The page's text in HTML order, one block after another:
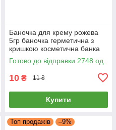
Баночка для крему рожева
5гр баночка герметична з
кришкою косметична банка
пластикова креманка 5 мл
Готово до відправки 2748 од.
10 ₴ 11 ₴
Купити
Топ продажів –9%